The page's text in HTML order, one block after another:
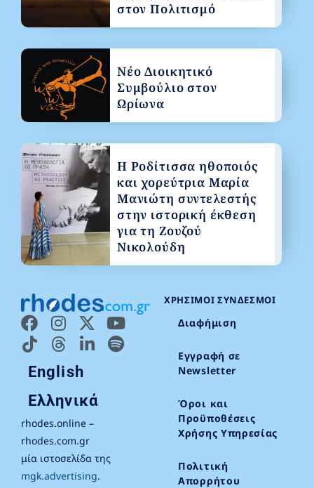
English
Ελληνικά
rhodes.online –
rhodes.com.gr
μία ιστοσελίδα της
mgk.advertising.
ΧΡΉΣΙΜΟΙ ΣΎΝΔΕΣΜΟΙ
Διαφήμιση
Εγγραφή σε
Newsletter
Όροι και
Προϋποθέσεις
Χρήσης Υπηρεσίας
Πολιτική
Απορρήτου
στον Πολιτισμό
Νέο Διοικητικό
Συμβούλιο στον
Ωρίωνα
Η Ροδίτισσα ηθοποιός
και χορεύτρια Μαρία
Μανιώτη συντελεστής
στην ιστορική έκθεση
για τη Ζουζού
Νικολούδη